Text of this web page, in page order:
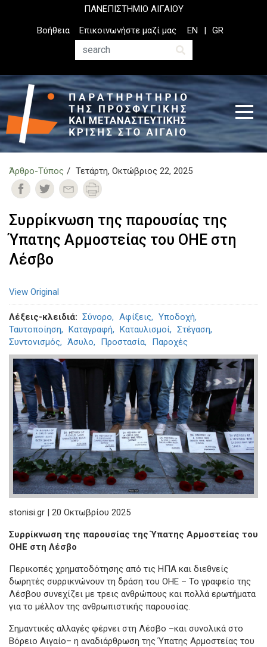
ΠΑΝΕΠΙΣΤΗΜΙΟ ΑΙΓΑΙΟΥ
Top
Header
Βοήθεια
Επικοινωνήστε μαζί μας
Αναζήτηση
EN GR
Άρθρο-Τύπος Τετάρτη, Οκτώβριος 22, 2025
Συρρίκνωση της παρουσίας της
Ύπατης Αρμοστείας του ΟΗΕ στη
Λέσβο
View Original
Λέξεις-κλειδιά Σύνορο Αφίξεις
Υποδοχή
Ταυτοποίηση
Καταγραφή Καταυλισμοί
Στέγαση
Συντονισμός
Άσυλο Προστασία Παροχές
stonisi.gr | 20 Οκτωβρίου 2025
Συρρίκνωση της παρουσίας της Ύπατης Αρμοστείας του
ΟΗΕ στη Λέσβο
Περικοπές χρηματοδότησης από τις ΗΠΑ και διεθνείς
δωρητές συρρικνώνουν τη δράση του ΟΗΕ – Το γραφείο της
Λέσβου συνεχίζει με τρεις ανθρώπους και πολλά ερωτήματα
για το μέλλον της ανθρωπιστικής παρουσίας.
Σημαντικές αλλαγές φέρνει στη Λέσβο –και συνολικά στο
Βόρειο Αιγαίο– η αναδιάρθρωση της Ύπατης Αρμοστείας του